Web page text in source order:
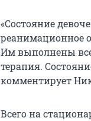
«Состояние
реанимационное
Им выполнены
терапия.
комментирует
Всего на